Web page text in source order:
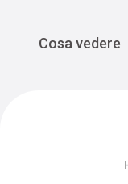
Main
Cosa vedere